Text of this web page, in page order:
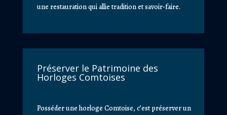
une restauration qui allie tradition et savoir-faire.
Préserver le Patrimoine des
Horloges Comtoises
Posséder une horloge Comtoise, c’est préserver un